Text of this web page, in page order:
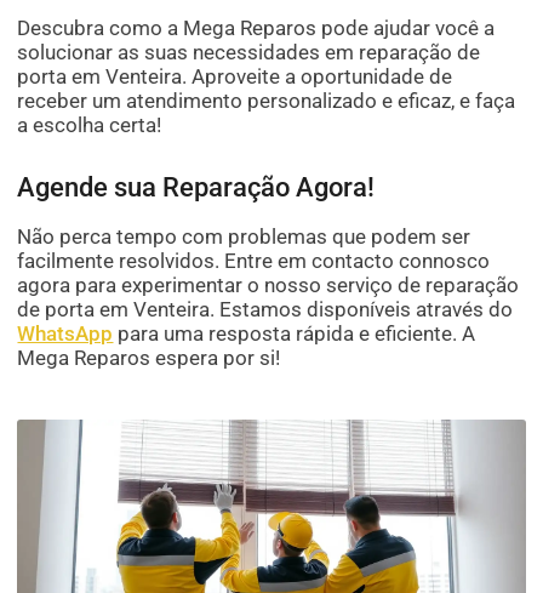
Descubra como a Mega Reparos pode ajudar você a
solucionar as suas necessidades em reparação de
porta em Venteira. Aproveite a oportunidade de
receber um atendimento personalizado e eficaz, e faça
a escolha certa!
Agende sua Reparação Agora!
Não perca tempo com problemas que podem ser
facilmente resolvidos. Entre em contacto connosco
agora para experimentar o nosso serviço de reparação
de porta em Venteira. Estamos disponíveis através do
WhatsApp para uma resposta rápida e eficiente. A
Mega Reparos espera por si!